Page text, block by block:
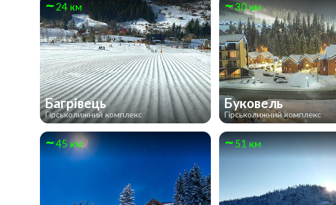
24 км
Багрівець
Гірськолижний комплекс
30 км
Буковель
Гірськолижний комплекс
45 км 51 км